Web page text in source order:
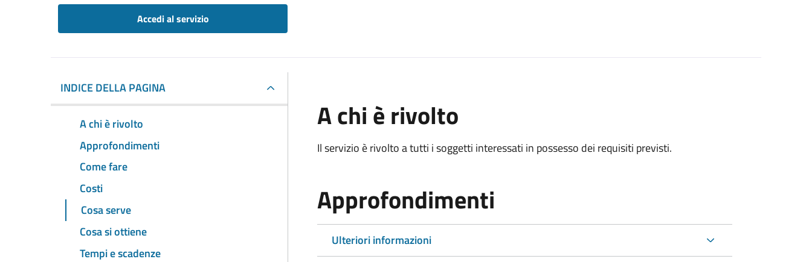
Accedi al servizio
INDICE DELLA PAGINA
A chi è rivolto
Approfondimenti
Come fare
Costi
Cosa serve
Cosa si ottiene
Tempi e scadenze
A chi è rivolto
Il servizio è rivolto a tutti i soggetti interessati in possesso dei requisiti previsti.
Approfondimenti
Ulteriori informazioni